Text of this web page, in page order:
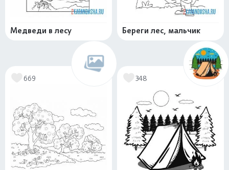
Медведи в лесу Береги лес, мальчик
669 348